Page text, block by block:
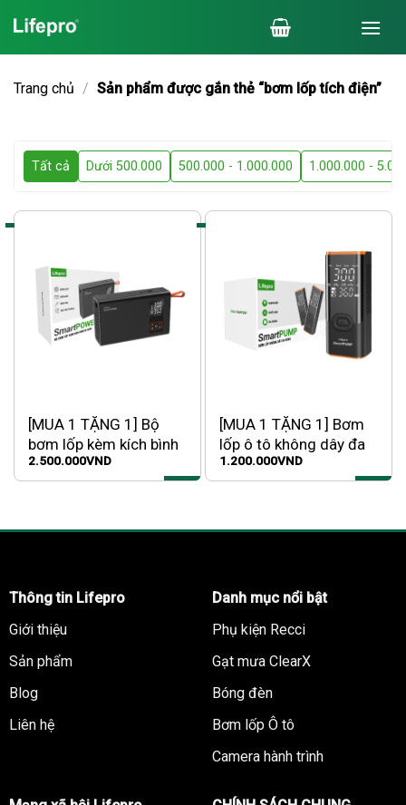
đến
nội
dung
Trang chủ / Sản phẩm được gắn thẻ “bơm lốp tích điện”
Tất cả Dưới 500.000 500.000 - 1.000.000 1.000.000 -
[MUA 1 TẶNG 1] Bộ
bơm lốp kèm kích bình
đa năng SmartPOWER
2.500.000VND
[MUA 1 TẶNG 1] Bơm
lốp ô tô không dây đa
năng SmartPUMP
1.200.000VND
Thông tin Lifepro
Giới thiệu
Sản phẩm
Blog
Liên hệ
Danh mục nổi bật
Phụ kiện Recci
Gạt mưa ClearX
Bóng đèn
Bơm lốp Ô tô
Camera hành trình